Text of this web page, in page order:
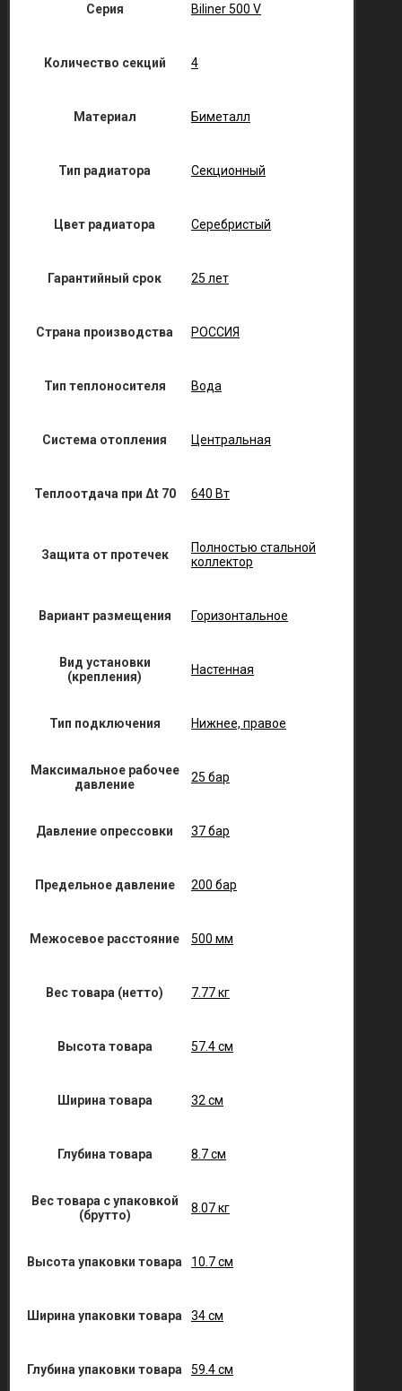
Серия Biliner 500 V
Количество секций 4
Материал Биметалл
Тип радиатора Секционный
Цвет радиатора Серебристый
Гарантийный срок 25 лет
Страна производства РОССИЯ
Тип теплоносителя Вода
Система отопления Центральная
Теплоотдача при Δt 70 640 Вт
Защита от протечек
Полностью стальной
коллектор
Вариант размещения Горизонтальное
Вид установки
(крепления)
Настенная
Тип подключения Нижнее, правое
Максимальное рабочее
давление
25 бар
Давление опрессовки 37 бар
Предельное давление 200 бар
Межосевое расстояние 500 мм
Вес товара (нетто) 7.77 кг
Высота товара 57.4 см
Ширина товара 32 см
Глубина товара 8.7 см
Вес товара с упаковкой
(брутто)
8.07 кг
Высота упаковки товара 10.7 см
Ширина упаковки товара 34 см
Глубина упаковки товара 59.4 см